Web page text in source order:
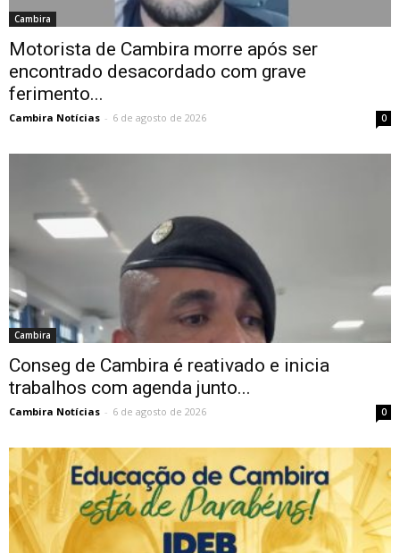
Cambira
Motorista de Cambira morre após ser
encontrado desacordado com grave
ferimento...
Cambira Notícias - 6 de agosto de 2026 0
Cambira
Conseg de Cambira é reativado e inicia
trabalhos com agenda junto...
Cambira Notícias - 6 de agosto de 2026 0